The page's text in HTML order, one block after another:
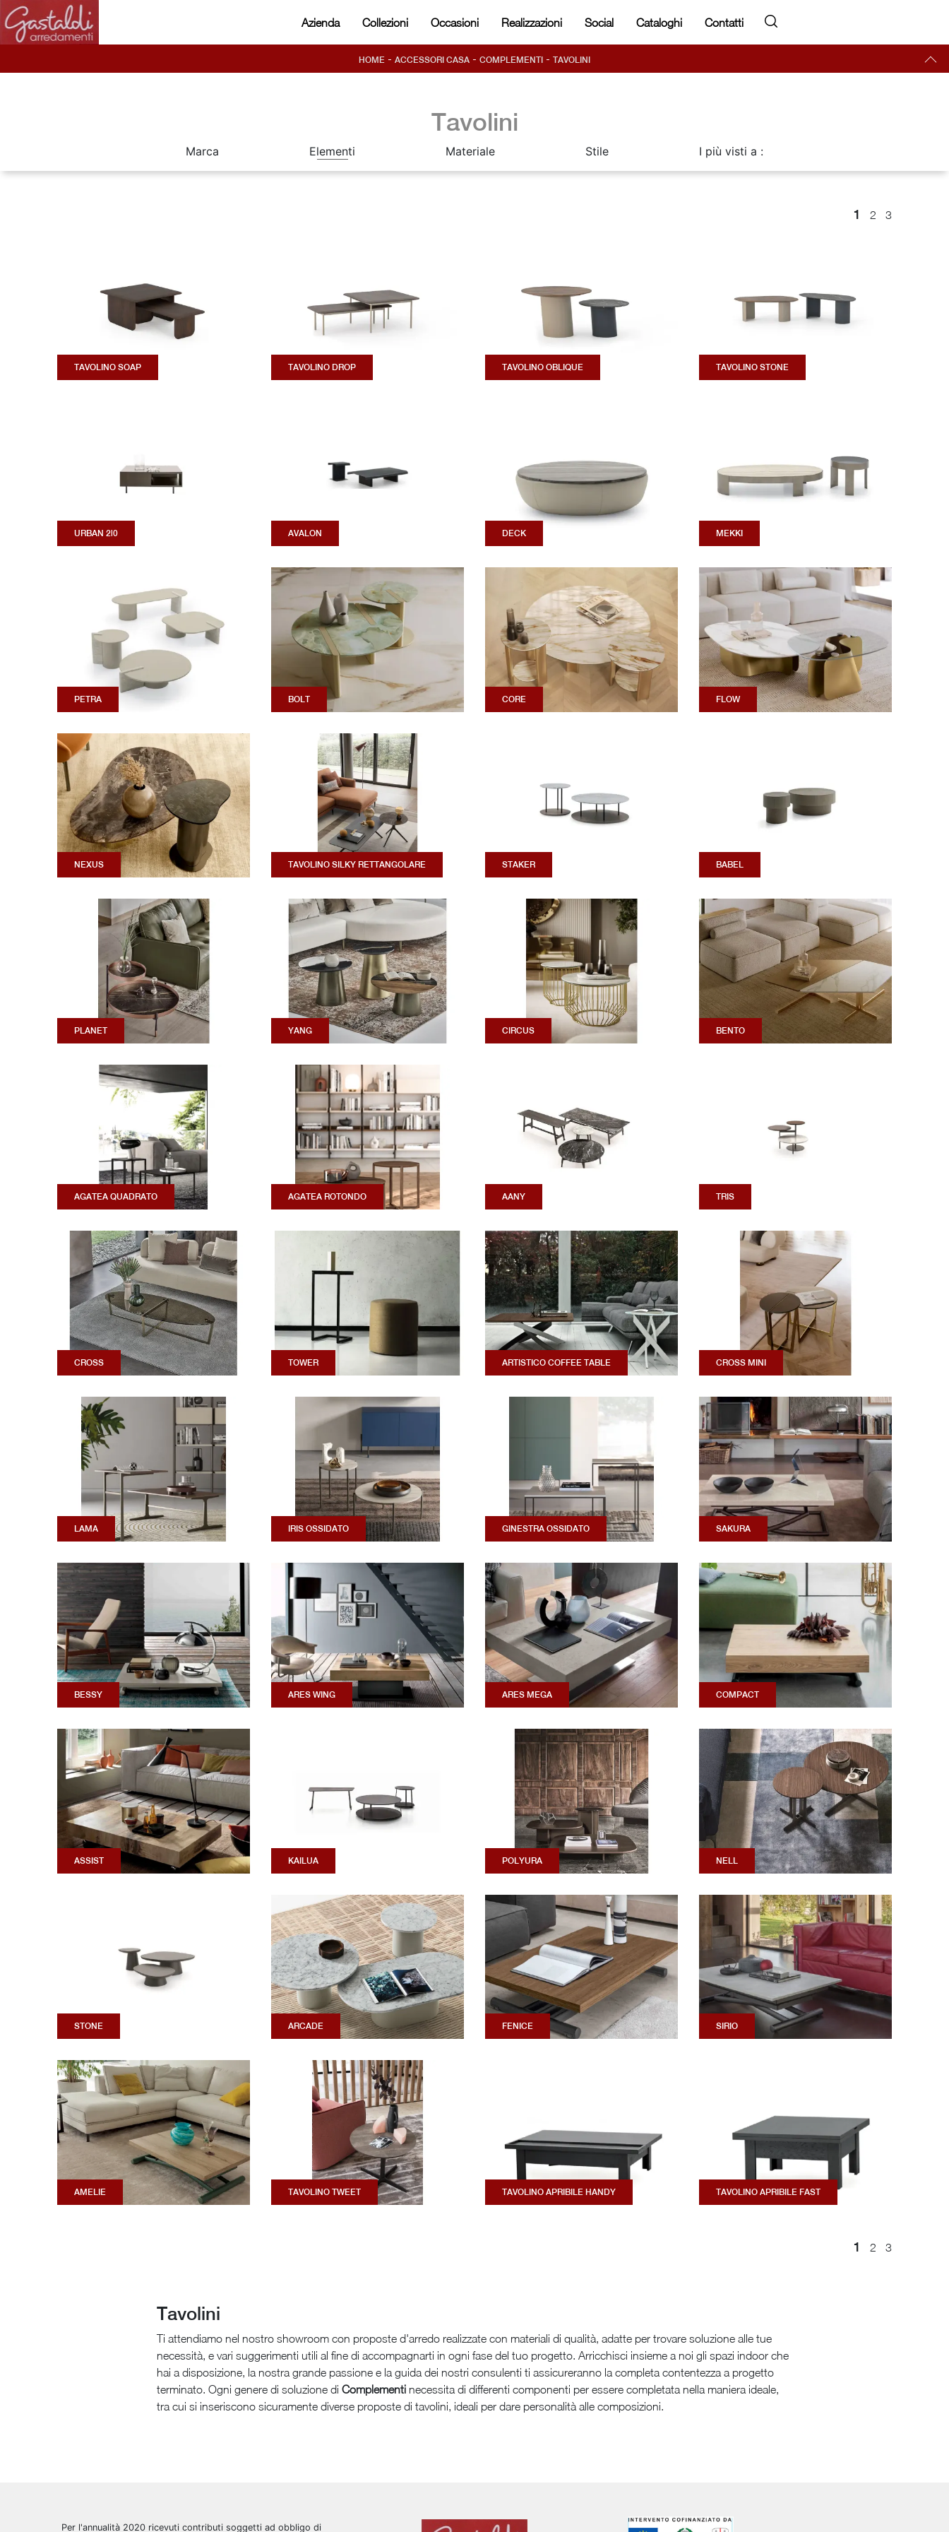
Azienda Collezioni Occasioni Realizzazioni Social Cataloghi Contatti
HOME - ACCESSORI CASA - COMPLEMENTI - TAVOLINI
Tavolini
Marca Elementi Materiale Stile I più visti a :
1 2 3
TAVOLINO SOAP TAVOLINO DROP TAVOLINO OBLIQUE TAVOLINO STONE
URBAN 2|0 AVALON DECK MEKKI
PETRA BOLT CORE FLOW
NEXUS TAVOLINO SILKY RETTANGOLARE STAKER BABEL
PLANET YANG CIRCUS BENTO
AGATEA QUADRATO AGATEA ROTONDO AANY TRIS
CROSS TOWER ARTISTICO COFFEE TABLE CROSS MINI
LAMA IRIS OSSIDATO GINESTRA OSSIDATO SAKURA
BESSY ARES WING ARES MEGA COMPACT
ASSIST KAILUA POLYURA NELL
STONE ARCADE FENICE SIRIO
AMELIE TAVOLINO TWEET TAVOLINO APRIBILE HANDY TAVOLINO APRIBILE FAST
1 2 3
Tavolini
Ti attendiamo nel nostro showroom con proposte d'arredo realizzate con materiali di qualità, adatte per trovare soluzione alle tue
necessità, e vari suggerimenti utili al fine di accompagnarti in ogni fase del tuo progetto. Arricchisci insieme a noi gli spazi indoor che
hai a disposizione, la nostra grande passione e la guida dei nostri consulenti ti assicureranno la completa contentezza a progetto
terminato. Ogni genere di soluzione di Complementi necessita di differenti componenti per essere completata nella maniera ideale,
tra cui si inseriscono sicuramente diverse proposte di tavolini, ideali per dare personalità alle composizioni.
Per l'annualità 2020 ricevuti contributi soggetti ad obbligo di